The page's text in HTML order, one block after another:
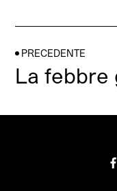
PRECEDENTE
La febbre